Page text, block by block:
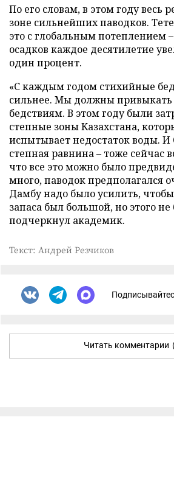
По его словам, в этом году весь
зоне сильнейших паводков.
это с глобальным потеплением
осадков каждое десятилетие
один процент.
«С каждым годом стихийные
сильнее. Мы должны привыкать
бедствиям. В этом году были
степные зоны Казахстана,
испытывает недостаток воды. И
степная равнина – тоже сейчас
что все это можно было
много, паводок предполагался
Дамбу надо было усилить,
запаса был большой, но этого не
подчеркнул академик.
Текст: Андрей Резчиков
Читать комментарии